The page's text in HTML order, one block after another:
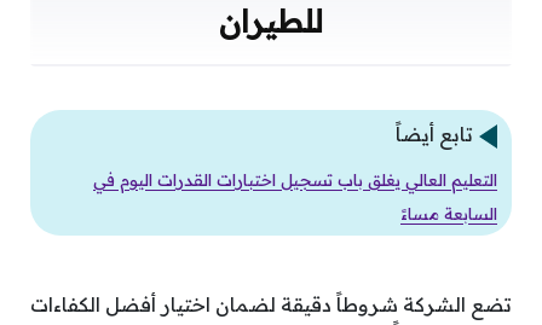
للطيران
تابع أيضاً
التعليم العالي يغلق باب تسجيل اختبارات القدرات اليوم في
السابعة مساءً
تضع الشركة شروطاً دقيقة لضمان اختيار أفضل الكفاءات